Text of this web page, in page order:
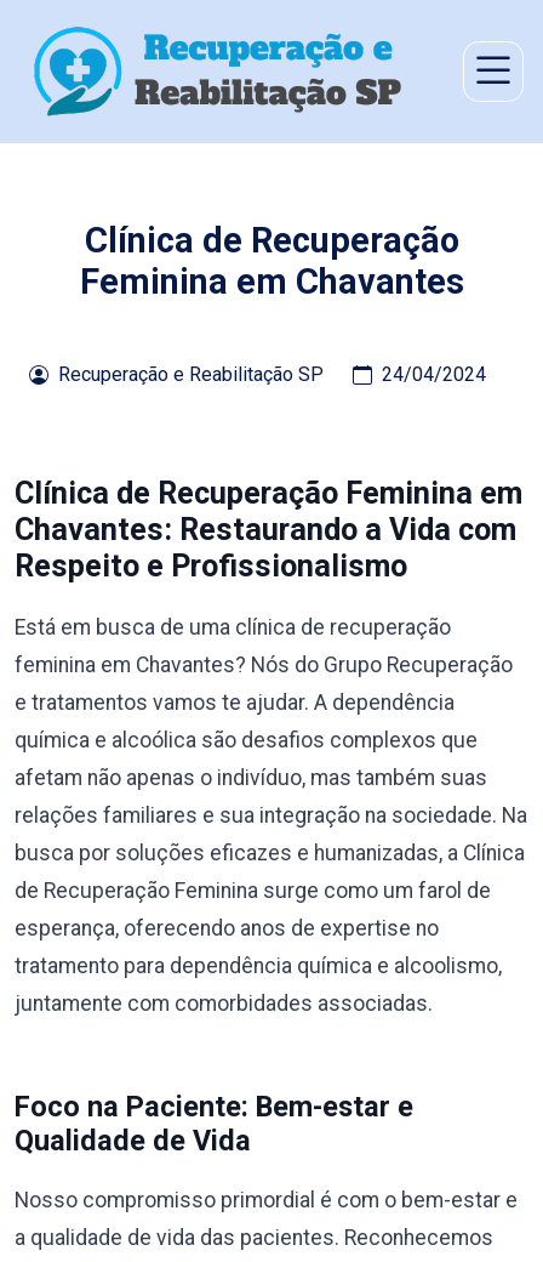
Clínica de Recuperação
Feminina em Chavantes
Recuperação e Reabilitação SP 24/04/2024
Clínica de Recuperação Feminina em
Chavantes: Restaurando a Vida com
Respeito e Profissionalismo
Está em busca de uma clínica de recuperação
feminina em Chavantes? Nós do Grupo Recuperação
e tratamentos vamos te ajudar. A dependência
química e alcoólica são desafios complexos que
afetam não apenas o indivíduo, mas também suas
relações familiares e sua integração na sociedade. Na
busca por soluções eficazes e humanizadas, a Clínica
de Recuperação Feminina surge como um farol de
esperança, oferecendo anos de expertise no
tratamento para dependência química e alcoolismo,
juntamente com comorbidades associadas.
Foco na Paciente: Bem-estar e
Qualidade de Vida
Nosso compromisso primordial é com o bem-estar e
a qualidade de vida das pacientes. Reconhecemos